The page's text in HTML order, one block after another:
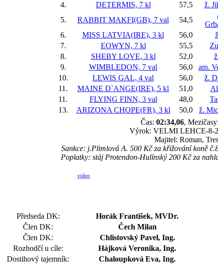
4.
DETERMIS, 7 kl 57,5
ž.
5.
RABBIT MAKFI(GB), 7 val 54,5
6.
MISS LATVIA(IRE), 3 kl 56,0
7.
EOWYN, 7 kl 55,5
8.
SHEBY LOVE, 3 kl 52,0
9.
WIMBLEDON, 7 val 56,0
am.
10.
LEWIS GAL, 4 val 56,0
ž.
11.
MAINE D`ANGE(IRE), 5 kl 51,0
11.
FLYING FINN, 3 val 48,0
13.
ARIZONA CHOPE(FR), 3 kl 50,0
ž.
Čas: 02:34,06,
Výrok: VELMI LEHCE-8-
Majitel: Roman,
Sankce: j.Plimlová A. 500 Kč za křižování koně
Poplatky: stáj Protendon-Hulínský 200 Kč za
video
Předseda DK:
Horák František, MVDr.
Člen DK:
Čech Milan
Člen DK:
Chlistovský Pavel, Ing.
Rozhodčí u cíle:
Hájková Veronika, Ing.
Dostihový tajemník:
Chaloupková Eva, Ing.